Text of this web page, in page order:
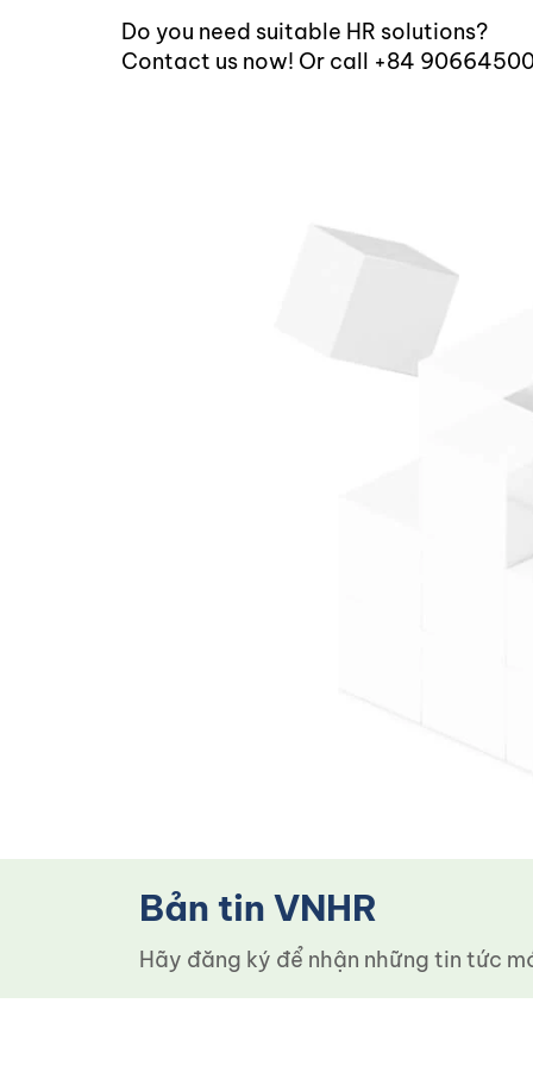
Do you need suitable HR solutions?
Contact us now! Or call +84
Bản tin VNHR
Hãy đăng ký để nhận những tin tức